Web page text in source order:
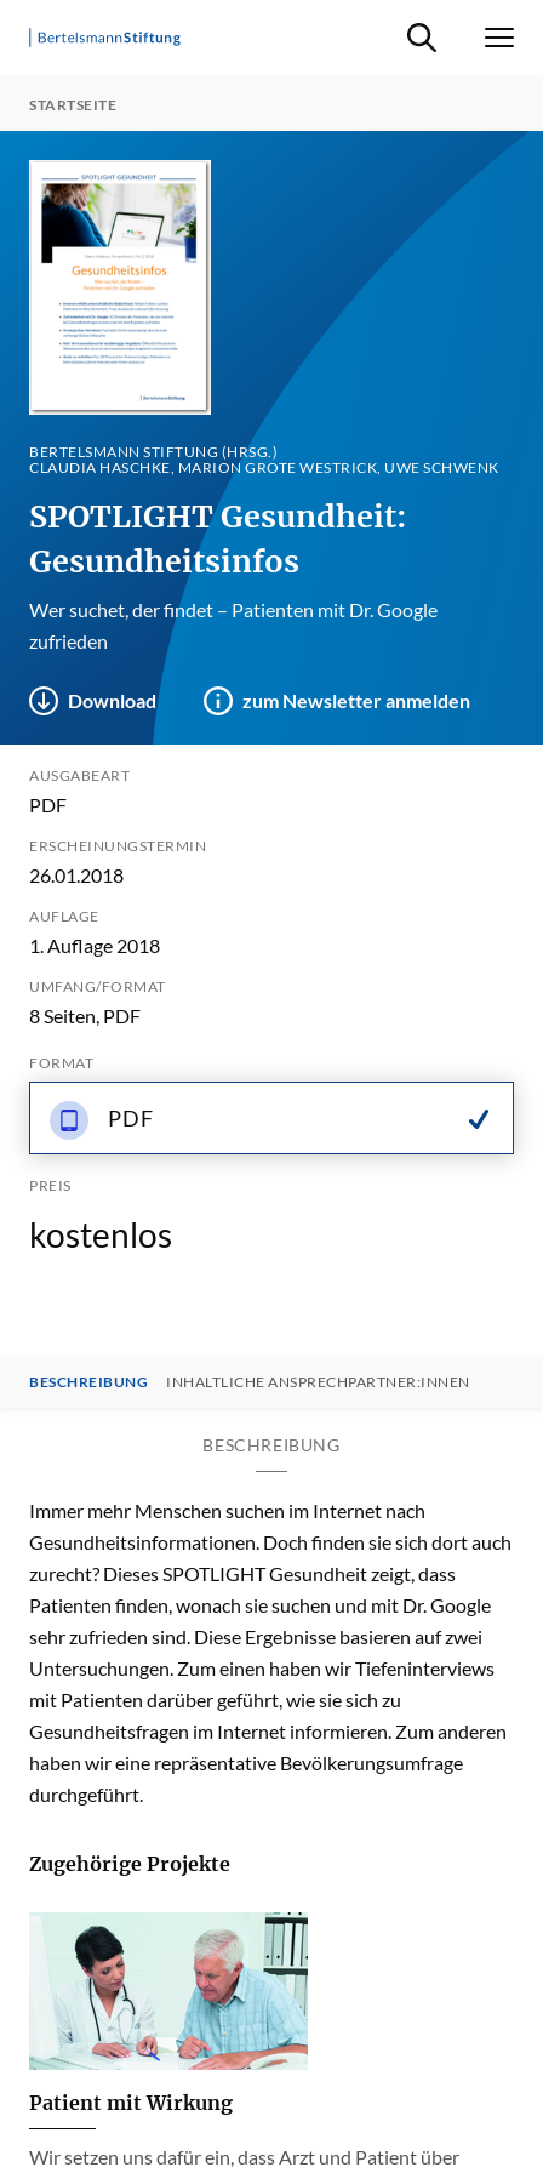
Suche ein-/
STARTSEITE
BERTELSMANN STIFTUNG (HRSG.)
CLAUDIA HASCHKE, MARION GROTE WESTRICK, UWE SCHWENK
SPOTLIGHT Gesundheit:
Gesundheitsinfos
Wer suchet, der findet – Patienten mit Dr. Google
zufrieden
Download zum Newsletter anmelden
AUSGABEART
PDF
ERSCHEINUNGSTERMIN
26.01.2018
AUFLAGE
1. Auflage 2018
UMFANG/FORMAT
8 Seiten, PDF
FORMAT
PDF
PREIS
kostenlos
BESCHREIBUNG INHALTLICHE ANSPRECHPARTNER:INNEN
BESCHREIBUNG
Immer mehr Menschen suchen im Internet nach
Gesundheitsinformationen. Doch finden sie sich dort auch
zurecht? Dieses SPOTLIGHT Gesundheit zeigt, dass
Patienten finden, wonach sie suchen und mit Dr. Google
sehr zufrieden sind. Diese Ergebnisse basieren auf zwei
Untersuchungen. Zum einen haben wir Tiefeninterviews
mit Patienten darüber geführt, wie sie sich zu
Gesundheitsfragen im Internet informieren. Zum anderen
haben wir eine repräsentative Bevölkerungsumfrage
durchgeführt.
Zugehörige Projekte
Patient mit Wirkung
Wir setzen uns dafür ein, dass Arzt und Patient über